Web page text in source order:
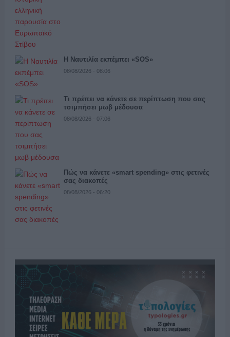
Η Ναυτιλία εκπέμπει «SOS»
08/08/2026 - 08:06
Τι πρέπει να κάνετε σε περίπτωση που σας
τσιμπήσει μωβ μέδουσα
08/08/2026 - 07:06
Πώς να κάνετε «smart spending» στις φετινές
σας διακοπές
08/08/2026 - 06:20